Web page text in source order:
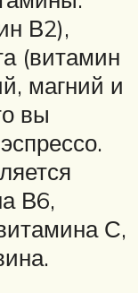
В2),
(витамин
магний и
вы
В6,
С,